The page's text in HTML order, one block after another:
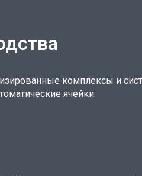
комплексы и
ячейки.